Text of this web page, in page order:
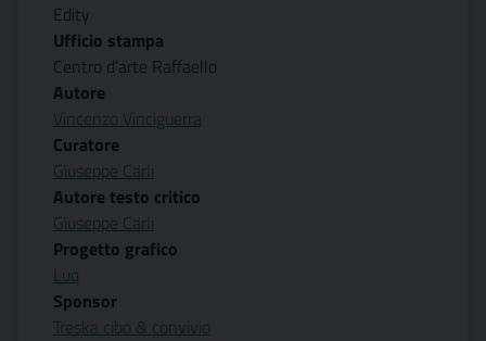
Edity
Ufficio stampa
Centro d’arte Raffaello
Autore
Vincenzo Vinciguerra
Curatore
Giuseppe Carli
Autore testo critico
Giuseppe Carli
Progetto grafico
Luq
Sponsor
Treska cibo & convivio